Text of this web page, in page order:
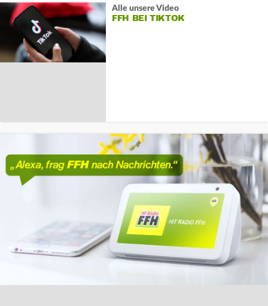
Alle unsere Video
FFH BEI TIKTOK